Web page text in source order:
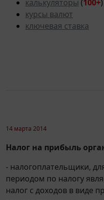
калькуляторы (100+)
курсы валют
ключевая ставка
14 марта 2014
Налог на прибыль
- налогоплательщики,
периодом по налогу
налог с доходов в виде